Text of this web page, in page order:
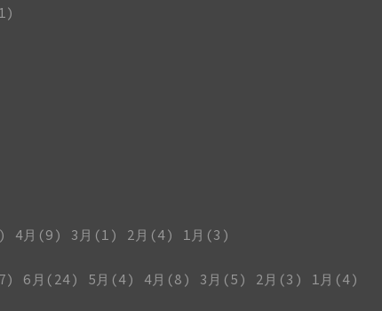
4月(9) 3月(1) 2月(4)
1月(3)
6月(24) 5月(4) 4月(8) 3月(5) 2月(3)
1月(4)